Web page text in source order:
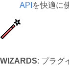
API を快適に
WIZARDS: プラグ